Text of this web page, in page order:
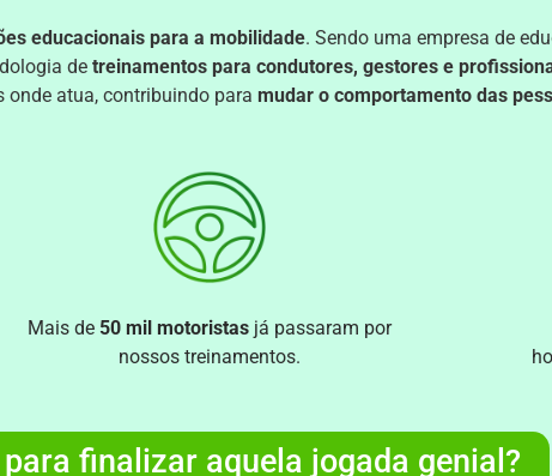
educacionais para a mobilidade. Sendo uma empresa de
de treinamentos para condutores, gestores e
atua, contribuindo para mudar o comportamento das
Mais de 50 mil motoristasjá passaram por
nossos treinamentos.
finalizar aquela jogada genial?